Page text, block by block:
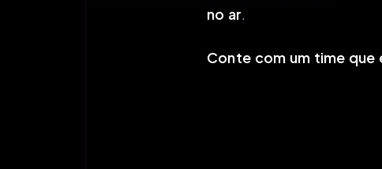
no ar.
Conte com um time que